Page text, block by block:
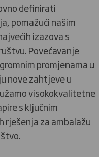
definirati
pomažući našim
izazova s
Povećavanje
promjenama u
nove zahtjeve u
visokokvalitetne
s ključnim
rješenja za ambalažu